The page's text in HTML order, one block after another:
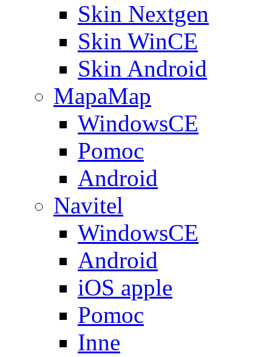
Skin Nextgen
Skin WinCE
Skin Android
MapaMap
WindowsCE
Pomoc
Android
Navitel
WindowsCE
Android
iOS apple
Pomoc
Inne